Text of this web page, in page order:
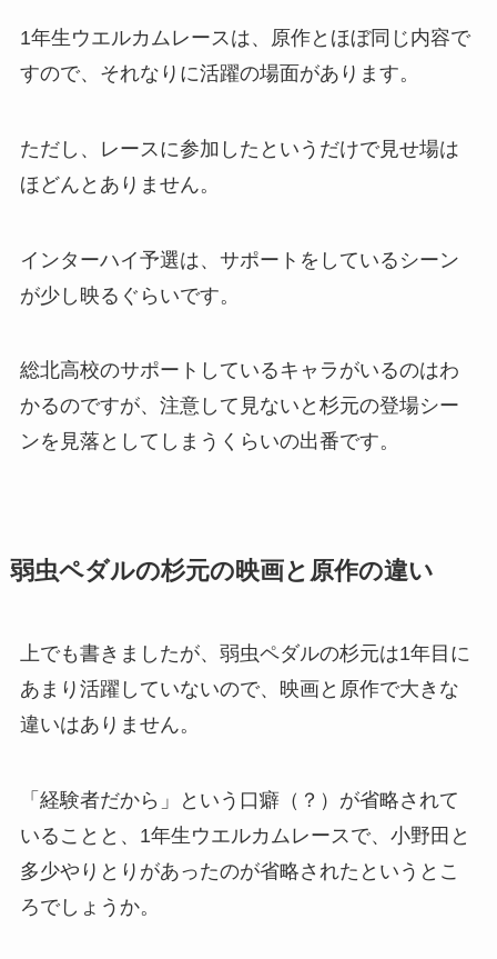
1年生ウエルカムレースは、原作とほぼ同じ内容で
すので、それなりに活躍の場面があります。
ただし、レースに参加したというだけで見せ場は
ほどんとありません。
インターハイ予選は、サポートをしているシーン
が少し映るぐらいです。
総北高校のサポートしているキャラがいるのはわ
かるのですが、注意して見ないと杉元の登場シー
ンを見落としてしまうくらいの出番です。
弱虫ペダルの杉元の映画と原作の違い
上でも書きましたが、弱虫ペダルの杉元は1年目に
あまり活躍していないので、映画と原作で大きな
違いはありません。
「経験者だから」という口癖（？）が省略されて
いることと、1年生ウエルカムレースで、小野田と
多少やりとりがあったのが省略されたというとこ
ろでしょうか。